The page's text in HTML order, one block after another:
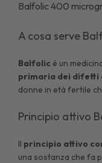
Balfolic 400
A cosa serve
Balfolic è un
primaria dei difetti
donne in età fertile
Principio attivo
Il principio attivo
una sostanza che fa